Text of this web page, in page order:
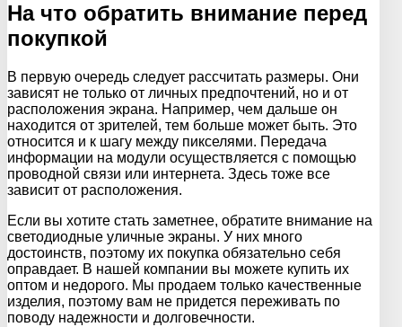
На что обратить внимание перед
покупкой
В первую очередь следует рассчитать размеры. Они
зависят не только от личных предпочтений, но и от
расположения экрана. Например, чем дальше он
находится от зрителей, тем больше может быть. Это
относится и к шагу между пикселями. Передача
информации на модули осуществляется с помощью
проводной связи или интернета. Здесь тоже все
зависит от расположения.
Если вы хотите стать заметнее, обратите внимание на
светодиодные уличные экраны. У них много
достоинств, поэтому их покупка обязательно себя
оправдает. В нашей компании вы можете купить их
оптом и недорого. Мы продаем только качественные
изделия, поэтому вам не придется переживать по
поводу надежности и долговечности.